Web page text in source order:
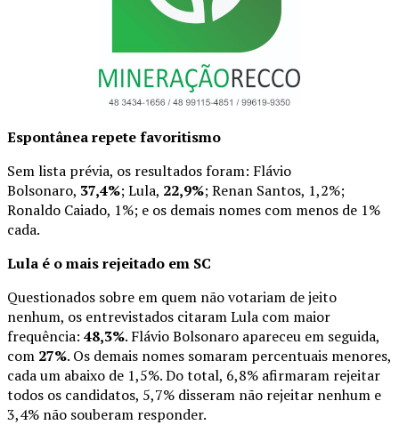
Espontânea repete favoritismo
Sem lista prévia, os resultados foram: Flávio
Bolsonaro, 37,4%; Lula, 22,9%; Renan Santos, 1,2%;
Ronaldo Caiado, 1%; e os demais nomes com menos de 1%
cada.
Lula é o mais rejeitado em SC
Questionados sobre em quem não votariam de jeito
nenhum, os entrevistados citaram Lula com maior
frequência: 48,3%. Flávio Bolsonaro apareceu em seguida,
com 27%. Os demais nomes somaram percentuais menores,
cada um abaixo de 1,5%. Do total, 6,8% afirmaram rejeitar
todos os candidatos, 5,7% disseram não rejeitar nenhum e
3,4% não souberam responder.